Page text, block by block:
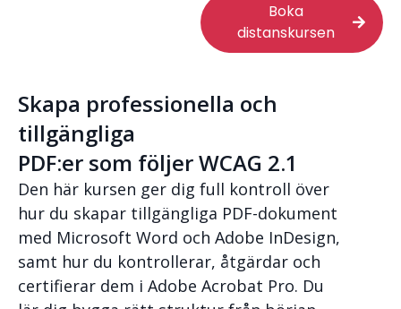
Boka
distanskursen
Skapa professionella och
tillgängliga
PDF:er som följer WCAG 2.1
Den här kursen ger dig full kontroll över
hur du skapar tillgängliga PDF-dokument
med Microsoft Word och Adobe InDesign,
samt hur du kontrollerar, åtgärdar och
certifierar dem i Adobe Acrobat Pro. Du